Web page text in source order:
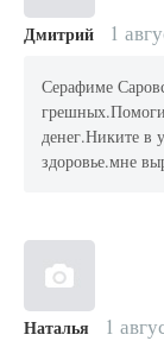
Дмитрий 1
Серафиме
денег.Никите в
здоровье.мне
Наталья 1